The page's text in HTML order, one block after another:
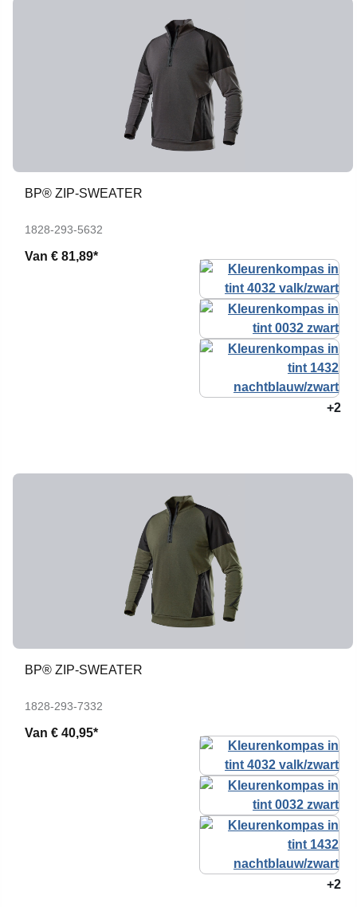
BP® ZIP-SWEATER
1828-293-5632
Van € 81,89*
+2
BP® ZIP-SWEATER
1828-293-7332
Van € 40,95*
+2